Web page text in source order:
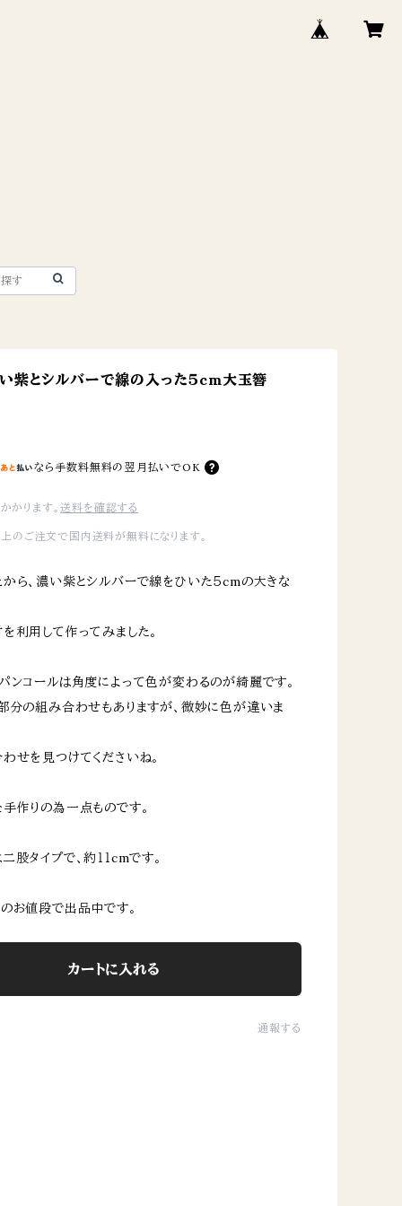
紫とシルバーで線の入った５cm大玉簪
なら 手数料無料の 翌月払いでOK
かります。送料を確認する
ご注文で国内送料が無料になります。
ら、濃い紫とシルバーで線をひいた５cmの大きな
利用して作ってみました。
ンコールは角度によって色が変わるのが綺麗です。
分の組み合わせもありますが、微妙に色が違いま
せを見つけてくださいね。
作りの為一点ものです。
股タイプで、約１１cmです。
お値段で出品中です。
カートに入れる
通報する